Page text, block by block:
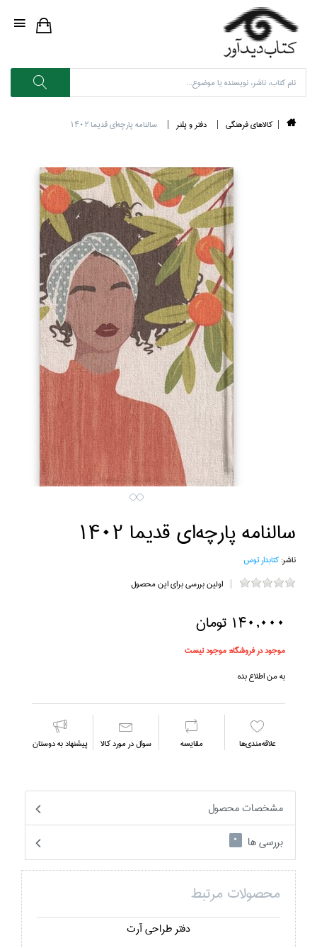
كالاهاي فرهنگي دفتر و پلنر سالنامه پارچه‌اي قديما 1402
سالنامه پارچه‌اي قديما 1402
ناشر:كتابدار توس
اولین بررسی برای این محصول
140,000 تومان
موجود در فروشگاه:موجود نیست
به من اطلاع بده
علاقه‌مندي‌ها مقايسه سوال در مورد كالا پیشنهاد به دوستان
مشخصات محصول
بررسی ها
0
محصولات مرتبط
دفتر طراحي آرت